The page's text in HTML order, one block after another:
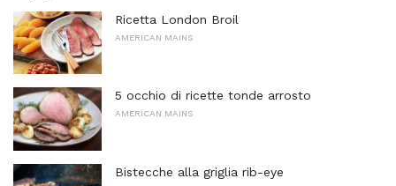
Ricetta London Broil
AMERICAN MAINS
5 occhio di ricette tonde arrosto
AMERICAN MAINS
Bistecche alla griglia rib-eye